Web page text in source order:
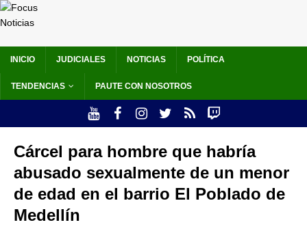
INICIO JUDICIALES NOTICIAS POLÍTICA
TENDENCIAS PAUTE CON NOSOTROS
Cárcel para hombre que habría
abusado sexualmente de un menor
de edad en el barrio El Poblado de
Medellín